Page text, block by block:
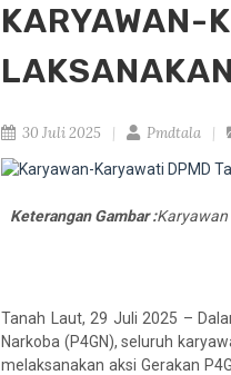
KARYAWAN-
30 Juli 2025 Pmdtala
Keterangan Gambar :Karyawan
Tanah Laut, 29 Juli 2025 –
Narkoba (P4GN), seluruh
melaksanakan aksi Gerakan